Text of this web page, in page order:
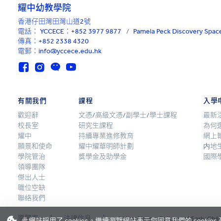
耀中幼教學院
香港仔田灣田灣山道2號
電話： YCCECE：+852 3977 9877 / Pamela Peck Discovery
傳真：+852 2338 4320
電郵：info@yccece.edu.hk
有關我們
歡迎辭
校長室
耀中
願景和使命
學院管治
領導團隊
傑出人士
職位空缺
聯絡我們
課程
文憑/高級文憑/副學士/學士課程
研究生課程
持續專業進修教育
耀中耀華明師計劃
獎學金及助學金
入學
最新
為何
網上
内地
國際
導覽頁 法律信息 © Yew Chung College of Early